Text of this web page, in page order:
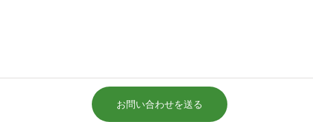
お問い合わせを送る